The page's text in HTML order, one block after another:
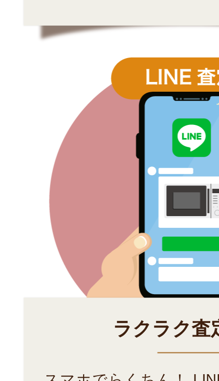
ラクラク査